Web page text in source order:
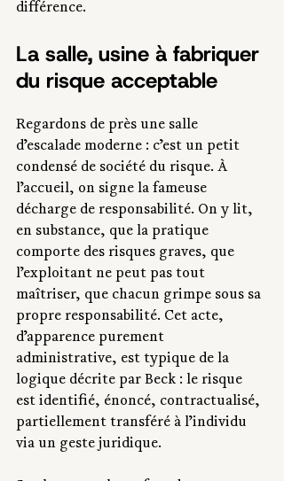
différence.
La salle, usine à fabriquer
du risque acceptable
Regardons de près une salle
d’escalade moderne : c’est un petit
condensé de société du risque. À
l’accueil, on signe la fameuse
décharge de responsabilité. On y lit,
en substance, que la pratique
comporte des risques graves, que
l’exploitant ne peut pas tout
maîtriser, que chacun grimpe sous sa
propre responsabilité. Cet acte,
d’apparence purement
administrative, est typique de la
logique décrite par Beck : le risque
est identifié, énoncé, contractualisé,
partiellement transféré à l’individu
via un geste juridique.